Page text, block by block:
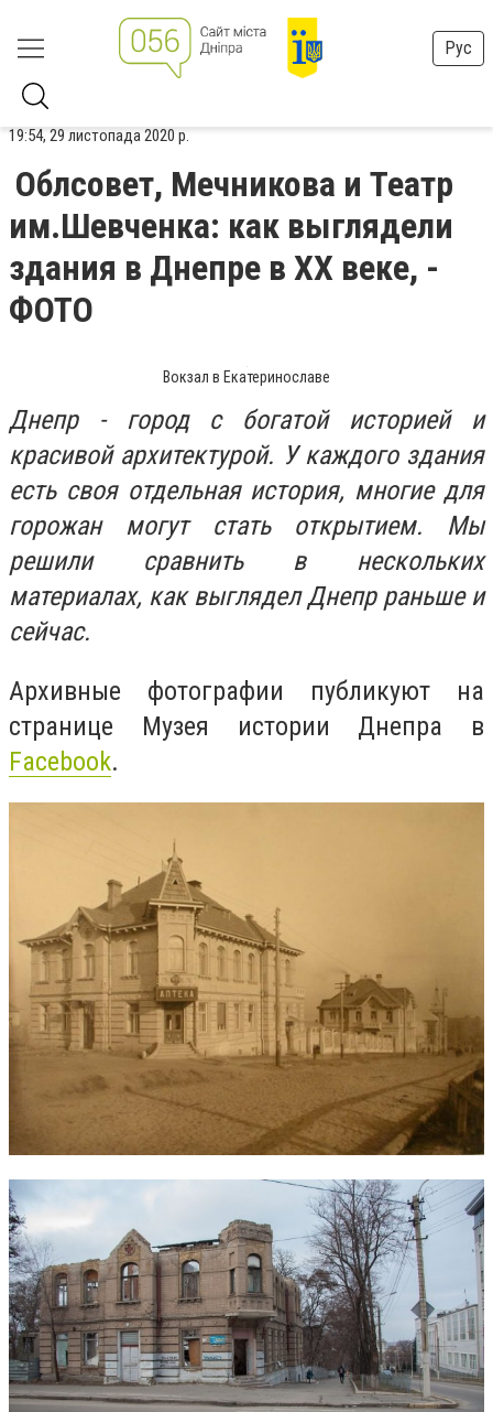
Рус
19:54, 29 листопада 2020 р.
Облсовет, Мечникова и Театр
им.Шевченка: как выглядели
здания в Днепре в ХХ веке, -
ФОТО
Вокзал в Екатеринославе
Днепр - город с богатой историей и
красивой архитектурой. У каждого здания
есть своя отдельная история, многие для
горожан могут стать открытием. Мы
решили сравнить в нескольких
материалах, как выглядел Днепр раньше и
сейчас.
Архивные фотографии публикуют на
странице Музея истории Днепра в
Facebook.